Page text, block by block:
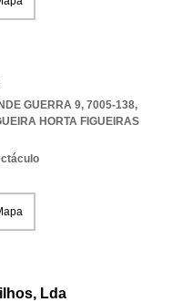
GUERRA 9, 7005-138,
HORTA FIGUEIRAS
Lda